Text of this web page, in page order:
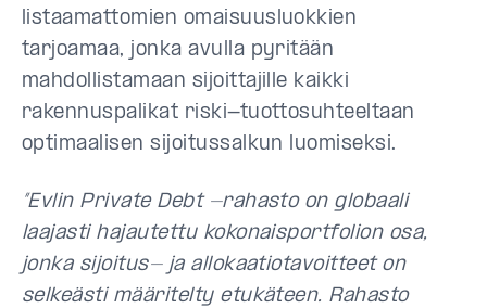
listaamattomien omaisuusluokkien
tarjoamaa, jonka avulla pyritään
mahdollistamaan sijoittajille kaikki
rakennuspalikat riski-tuottosuhteeltaan
optimaalisen sijoitussalkun luomiseksi.
”Evlin Private Debt -rahasto on globaali
laajasti hajautettu kokonaisportfolion osa,
jonka sijoitus- ja allokaatiotavoitteet on
selkeästi määritelty etukäteen. Rahasto